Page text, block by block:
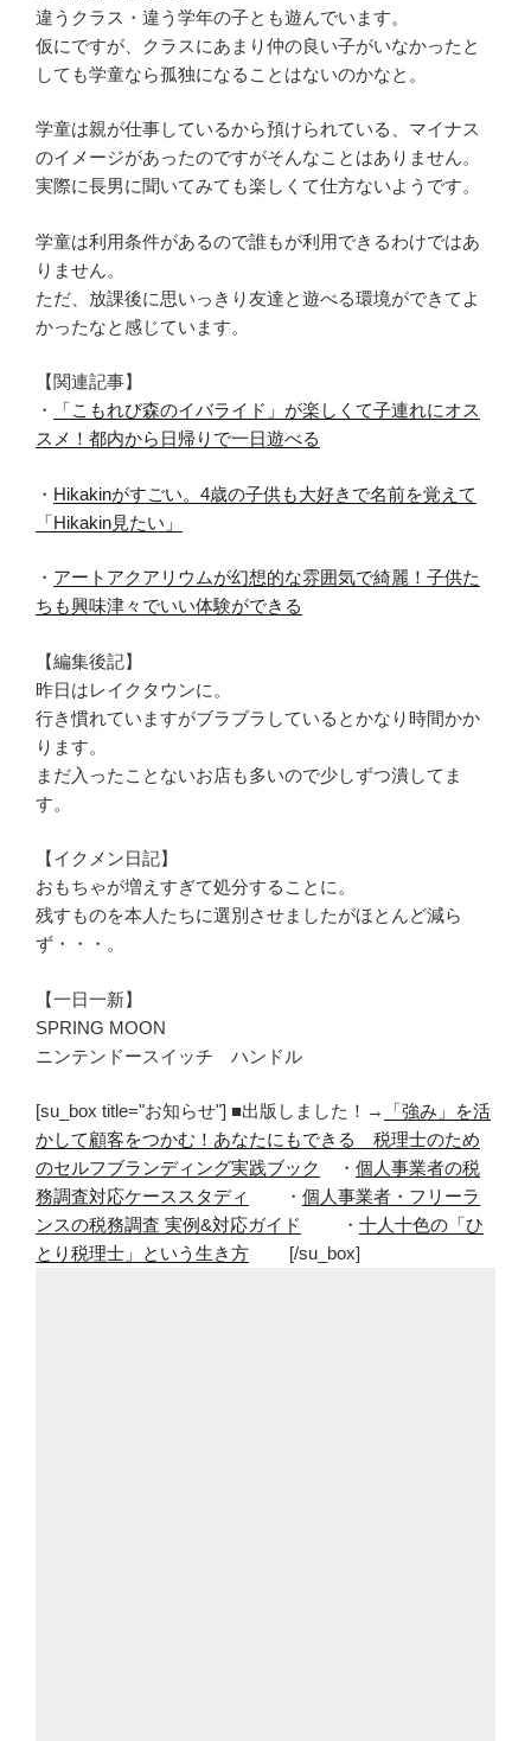
違うクラス・違う学年の子とも遊んでいます。
仮にですが、クラスにあまり仲の良い子がいなかったと
しても学童なら孤独になることはないのかなと。
学童は親が仕事しているから預けられている、マイナス
のイメージがあったのですがそんなことはありません。
実際に長男に聞いてみても楽しくて仕方ないようです。
学童は利用条件があるので誰もが利用できるわけではあ
りません。
ただ、放課後に思いっきり友達と遊べる環境ができてよ
かったなと感じています。
【関連記事】
・
「こもれび森のイバライド」が楽しくて子連れにオス
スメ！都内から日帰りで一日遊べる
・ Hikakinがすごい。4歳の子供も大好きで名前を覚えて
「Hikakin見たい」
・ アートアクアリウムが幻想的な雰囲気で綺麗！子供た
ちも興味津々でいい体験ができる
【編集後記】
昨日はレイクタウンに。
行き慣れていますがブラブラしているとかなり時間かか
ります。
まだ入ったことないお店も多いので少しずつ潰してま
す。
【イクメン日記】
おもちゃが増えすぎて処分することに。
残すものを本人たちに選別させましたがほとんど減ら
ず・・・。
【一日一新】
SPRING MOON
ニンテンドースイッチ ハンドル
[su_box title="お知らせ"] ■出版しました！→
「強み」を活
かして顧客をつかむ！あなたにもできる 税理士のため
のセルフブランディング実践ブック
・ 個人事業者の税
務調査対応ケーススタディ
・ 個人事業者・フリーラ
ンスの税務調査 実例&対応ガイド
・ 十人十色の「ひ
とり税理士」という生き方 [/su_box]